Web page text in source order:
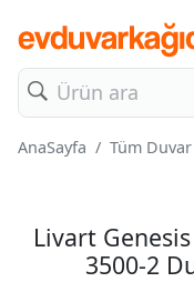
AnaSayfa Tüm Duvar
Livart
3500-2